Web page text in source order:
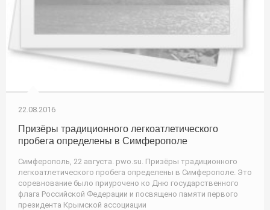
22.08.2016
Призёры традиционного легкоатлетического
пробега определены в Симферополе
Симферополь, 22 августа. pwo.su. Призёры традиционного
легкоатлетического пробега определены в Симферополе. Это
соревнование было приурочено ко Дню государственного
флага Российской Федерации и посвящено памяти первого
президента Крымской ассоциации